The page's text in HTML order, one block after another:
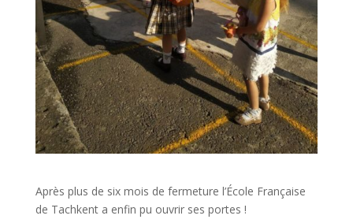
Après plus de six mois de fermeture l’École Française
de Tachkent a enfin pu ouvrir ses portes !